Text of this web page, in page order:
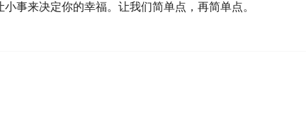
事来决定你的幸福。让我们简单点，再简单点。